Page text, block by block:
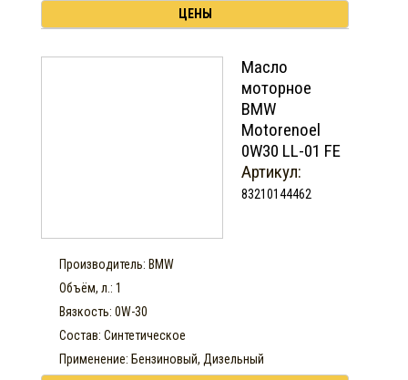
ЦЕНЫ
Масло
моторное
BMW
Motorenoel
0W30 LL-01 FE
Артикул:
83210144462
Производитель: BMW
Объём, л.: 1
Вязкость: 0W-30
Состав: Синтетическое
Применение: Бензиновый, Дизельный